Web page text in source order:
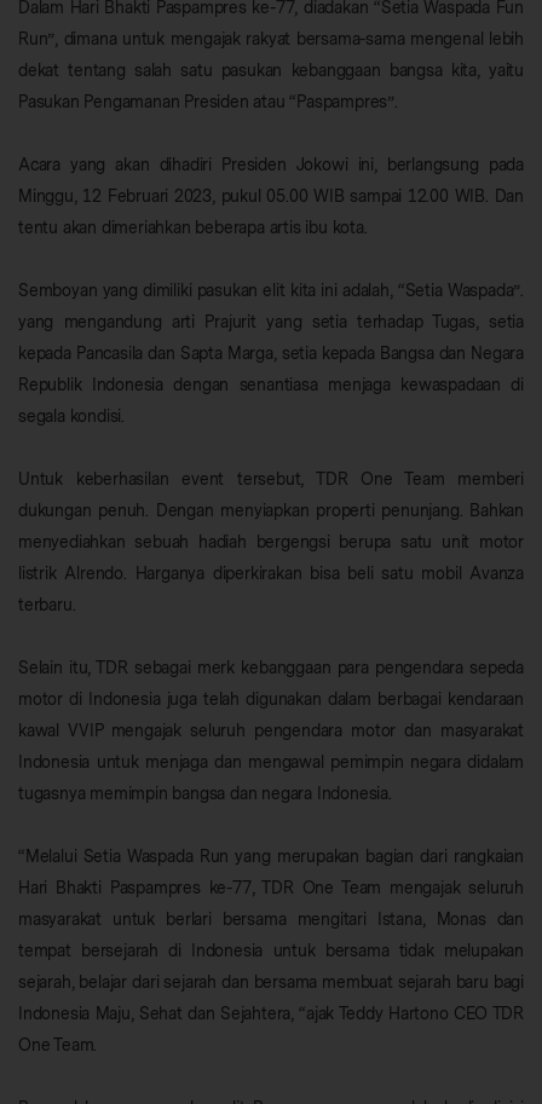
Dalam Hari Bhakti Paspampres ke-77, diadakan “Setia Waspada Fun
Run”, dimana untuk mengajak rakyat bersama-sama mengenal lebih
dekat tentang salah satu pasukan kebanggaan bangsa kita, yaitu
Pasukan Pengamanan Presiden atau “Paspampres”.
Acara yang akan dihadiri Presiden Jokowi ini, berlangsung pada
Minggu, 12 Februari 2023, pukul 05.00 WIB sampai 12.00 WIB. Dan
tentu akan dimeriahkan beberapa artis ibu kota.
Semboyan yang dimiliki pasukan elit kita ini adalah, “Setia Waspada”.
yang mengandung arti Prajurit yang setia terhadap Tugas, setia
kepada Pancasila dan Sapta Marga, setia kepada Bangsa dan Negara
Republik Indonesia dengan senantiasa menjaga kewaspadaan di
segala kondisi.
Untuk keberhasilan event tersebut, TDR One Team memberi
dukungan penuh. Dengan menyiapkan properti penunjang. Bahkan
menyediahkan sebuah hadiah bergengsi berupa satu unit motor
listrik Alrendo. Harganya diperkirakan bisa beli satu mobil Avanza
terbaru.
Selain itu, TDR sebagai merk kebanggaan para pengendara sepeda
motor di Indonesia juga telah digunakan dalam berbagai kendaraan
kawal VVIP mengajak seluruh pengendara motor dan masyarakat
Indonesia untuk menjaga dan mengawal pemimpin negara didalam
tugasnya memimpin bangsa dan negara Indonesia.
“Melalui Setia Waspada Run yang merupakan bagian dari rangkaian
Hari Bhakti Paspampres ke-77, TDR One Team mengajak seluruh
masyarakat untuk berlari bersama mengitari Istana, Monas dan
tempat bersejarah di Indonesia untuk bersama tidak melupakan
sejarah, belajar dari sejarah dan bersama membuat sejarah baru bagi
Indonesia Maju, Sehat dan Sejahtera, “ajak Teddy Hartono CEO TDR
One Team.